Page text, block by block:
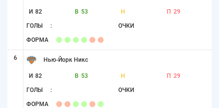
И 82 В 53 Н П 29
ГОЛЫ : ОЧКИ
ФОРМА
6 Нью-Йорк Никс
И 82 В 53 Н П 29
ГОЛЫ : ОЧКИ
ФОРМА